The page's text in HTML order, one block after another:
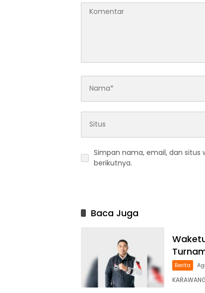
Simpan nama, email, dan
berikutnya.
Baca Juga
Berita